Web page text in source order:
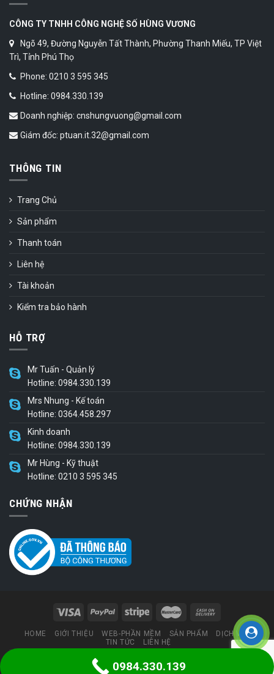
CÔNG TY TNHH CÔNG NGHỆ SỐ HÙNG VƯƠNG
Ngõ 49, Đường Nguyễn Tất Thành, Phường Thanh Miếu, TP Việt
Trì, Tỉnh Phú Thọ
Phone: 0210 3 595 345
Hotline: 0984.330.139
Doanh nghiệp: cnshungvuong@gmail.com
Giám đốc: ptuan.it.32@gmail.com
THÔNG TIN
Trang Chủ
Sản phẩm
Thanh toán
Liên hệ
Tài khoản
Kiểm tra bảo hành
HỖ TRỢ
Mr Tuấn - Quản lý
Hotline: 0984.330.139
Mrs Nhung - Kế toán
Hotline: 0364.458.297
Kinh doanh
Hotline: 0984.330.139
Mr Hùng - Kỹ thuật
Hotline: 0210 3 595 345
CHỨNG NHẬN
HOME GIỚI THIỆU WEB-PHẦN MỀM SẢN PHẨM
DỊCH VỤ
TIN TỨC
LIÊN HỆ
Thiết kế webbởi congnghesohungvuong.com
0984.330.139